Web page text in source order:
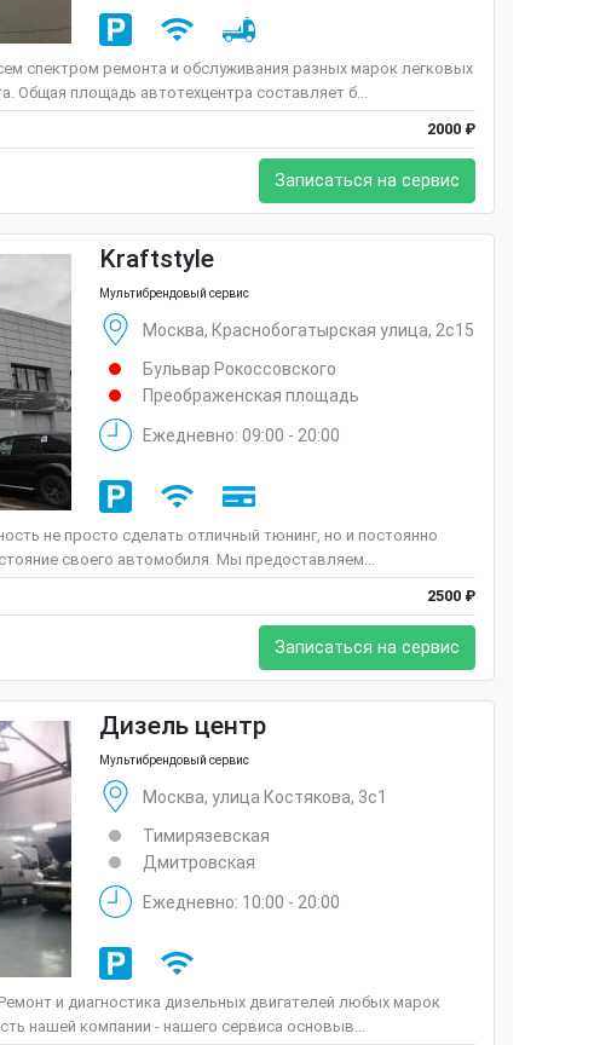
спектром ремонта и обслуживания разных марок легковых
Общая площадь автотехцентра составляет б...
2000 ₽
Записаться на сервис
Kraftstyle
Мультибрендовый сервис
Москва, Краснобогатырская улица, 2с15
Бульвар Рокоссовского
Преображенская площадь
Ежедневно: 09:00 - 20:00
не просто сделать отличный тюнинг, но и постоянно
своего автомобиля. Мы предоставляем...
2500 ₽
Записаться на сервис
Дизель центр
Мультибрендовый сервис
Москва, улица Костякова, 3с1
Тимирязевская
Дмитровская
Ежедневно: 10:00 - 20:00
и диагностика дизельных двигателей любых марок
нашей компании - нашего сервиса основыв...